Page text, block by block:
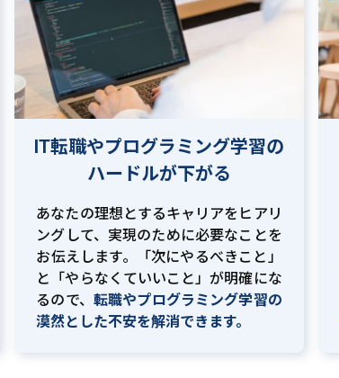
IT転職やプログラミング学習の
ハードルが下がる
あなたの理想とするキャリアをヒアリ
ングして、実現のために必要なことを
お伝えします。「次にやるべきこと」
と「やらなくていいこと」が明確にな
るので、 転職やプログラミング学習の
漠然とした不安を解消できます。